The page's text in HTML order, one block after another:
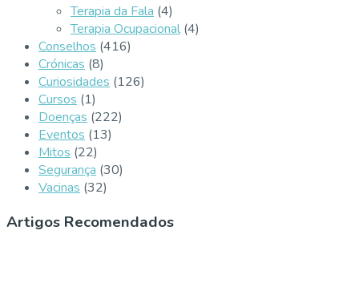
Terapia da Fala (4)
Terapia Ocupacional (4)
Conselhos (416)
Crónicas (8)
Curiosidades (126)
Cursos (1)
Doenças (222)
Eventos (13)
Mitos (22)
Segurança (30)
Vacinas (32)
Artigos Recomendados